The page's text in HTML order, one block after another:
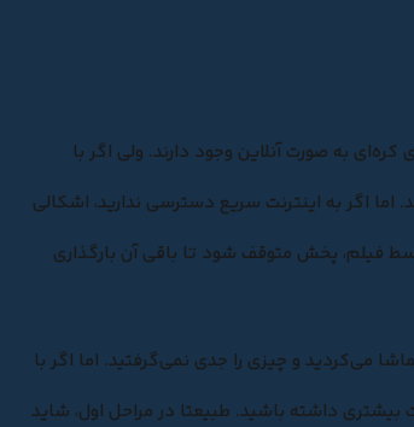
کره‌ای به صورت آنلاین وجود دارند. ولی اگر با
اگر به اینترنت سریع دسترسی ندارید، اشکالی
فیلم، پخش متوقف شود تا باقی آن بارگذاری
می‌کردید و چیزی را جدی نمی‌گرفتید. اما اگر با
داشته باشید. طبیعتا در مراحل اول، شاید